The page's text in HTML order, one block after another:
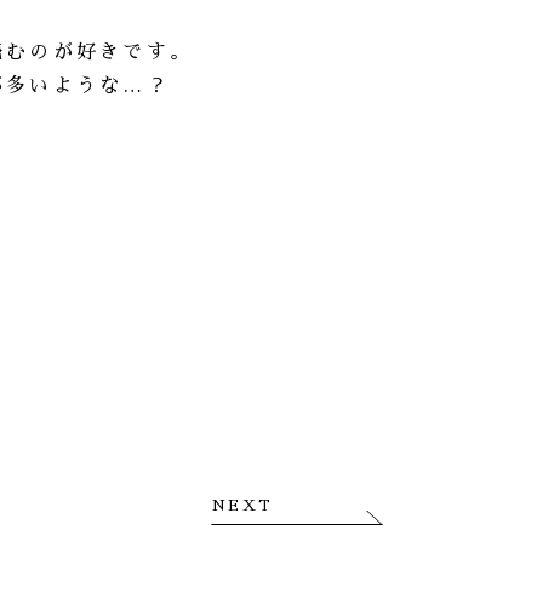
のが好きです。
多いような…？
NEXT